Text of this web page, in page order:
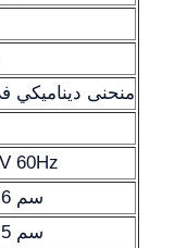
منحنى ديناميكي
60Hz
33,6 x 21,4 x 16,6 سم
41,5 x 31,0 x 25,5 سم